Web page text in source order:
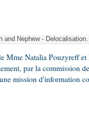
and Nephew -
Mme Natalia Pouzyreff
par la commission
mission d'information